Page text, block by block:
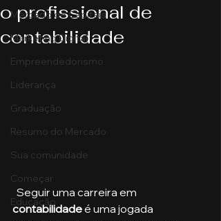
Mercado de Capitais
Marketing Digital
Empreendedorismo
Liderança
Graduação
Resumo do Mercado
Sua comunidade
Começar
Educação
o profissional de
contabilidade
  Seguir uma carreira em
contabilidade é uma jogada